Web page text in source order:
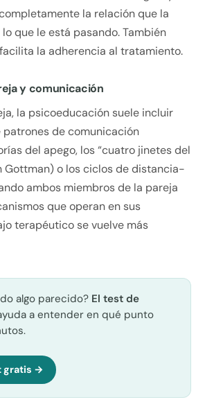
la relación que la
que le está pasando. También
la adherencia al tratamiento.
y comunicación
la psicoeducación suele incluir
de comunicación
del apego, los “cuatro jinetes del
Gottman) o los ciclos de distancia-
ambos miembros de la pareja
que operan en sus
terapéutico se vuelve más
algo parecido? El test de
a entender en qué punto
gratis →